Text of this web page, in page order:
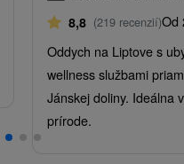
8,8 (219 recenzií)Od
Oddych na Liptove s
wellness službami
Jánskej doliny. Ideálna
prírode.